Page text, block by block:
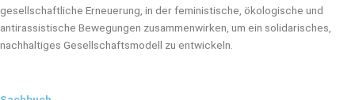
gesellschaftliche Erneuerung, in der feministische, ökologische und
antirassistische Bewegungen zusammenwirken, um ein solidarisches,
nachhaltiges Gesellschaftsmodell zu entwickeln.